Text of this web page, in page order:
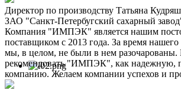
Директор по производству Татьяна
ЗАО "Санкт-Петербугский сахарный
Компания "ИМПЭК" является нашим
поставщиком с 2013 года. За время нашего
мы, в целом, не были в нем
рекомендовать "ИМПЭК", как надежную,
компанию. Желаем компании успехов и